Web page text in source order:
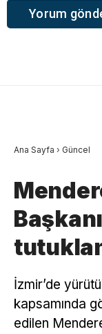
Ana Sayfa › Güncel
İzmir’de
kapsamında
edilen